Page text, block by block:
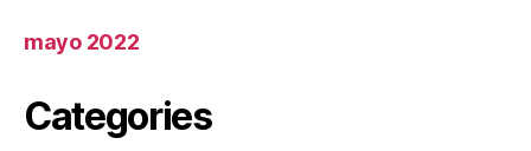
mayo 2022
Categories